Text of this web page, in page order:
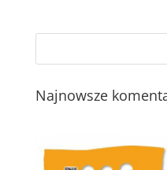
Najnowsze